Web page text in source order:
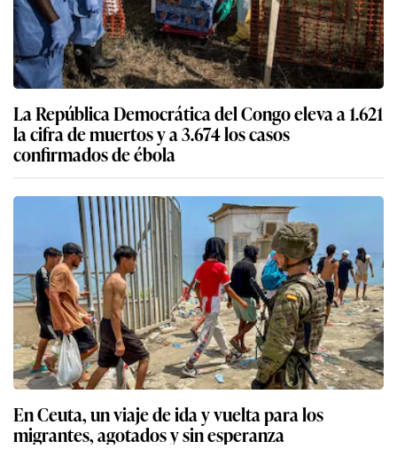
La República Democrática del Congo eleva a 1.621
la cifra de muertos y a 3.674 los casos
confirmados de ébola
En Ceuta, un viaje de ida y vuelta para los
migrantes, agotados y sin esperanza